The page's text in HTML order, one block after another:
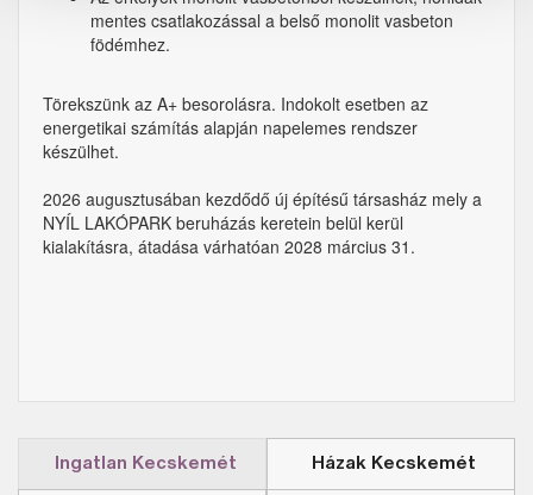
mentes csatlakozással a belső monolit vasbeton
födémhez.
Törekszünk az A+ besorolásra. Indokolt esetben az
energetikai számítás alapján napelemes rendszer
készülhet.
2026 augusztusában kezdődő új építésű társasház mely a
NYÍL LAKÓPARK beruházás keretein belül kerül
kialakításra, átadása várhatóan 2028 március 31.
Ingatlan Kecskemét Házak Kecskemét